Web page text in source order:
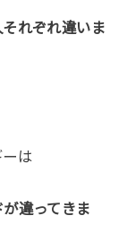
れぞれ違いま
ーは
違ってきま